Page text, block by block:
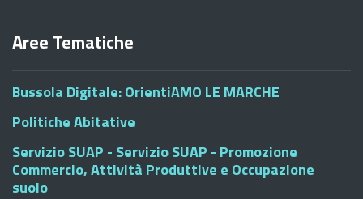
Aree Tematiche
Bussola Digitale: OrientiAMO LE MARCHE
Politiche Abitative
Servizio SUAP - Servizio SUAP - Promozione
Commercio, Attività Produttive e Occupazione
suolo